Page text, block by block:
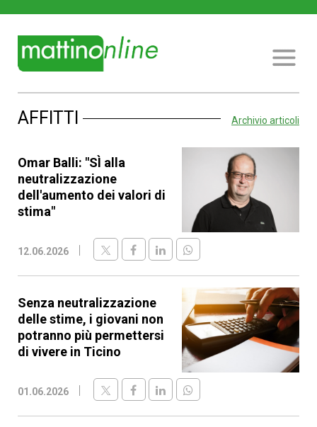
AFFITTI Archivio articoli
Omar Balli: "SÌ alla
neutralizzazione
dell'aumento dei valori di
stima"
12.06.2026
Senza neutralizzazione
delle stime, i giovani non
potranno più permettersi
di vivere in Ticino
01.06.2026